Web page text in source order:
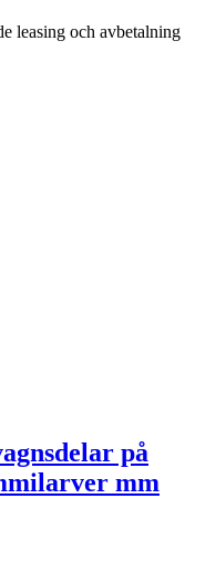
leasing och avbetalning
på
mm